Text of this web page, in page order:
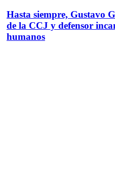
Hasta siempre, Gustavo
de la CCJ y defensor
humanos